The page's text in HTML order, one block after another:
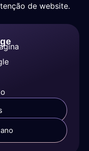
de website.